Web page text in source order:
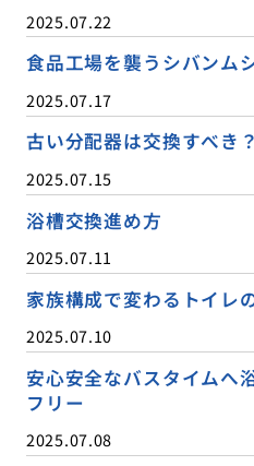
2025.07.22
食品工場を襲うシバンム
2025.07.17
古い分配器は交換すべき
2025.07.15
浴槽交換進め方
2025.07.11
家族構成で変わるトイレ
2025.07.10
安心安全なバスタイムへ
フリー
2025.07.08